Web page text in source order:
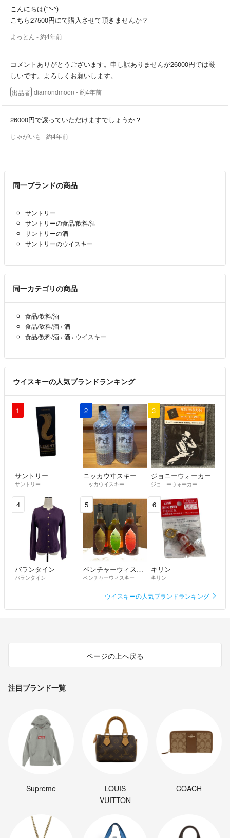
こんにちは(*^-^)
こちら27500円にて購入させて頂きませんか？
よっとん - 約4年前
コメントありがとうございます。申し訳ありませんが26000円では厳
しいです。よろしくお願いします。
出品者 diamondmoon - 約4年前
26000円で譲っていただけますでしょうか？
じゃがいも - 約4年前
同一ブランドの商品
サントリー
サントリーの食品/飲料/酒
サントリーの酒
サントリーのウイスキー
同一カテゴリの商品
食品/飲料/酒
食品/飲料/酒 › 酒
食品/飲料/酒 › 酒 › ウイスキー
ウイスキーの人気ブランドランキング
1
サントリー
サントリー
2
ニッカウヰスキー
ニッカウイスキー
3
ジョニーウォーカー
ジョニーウォーカー
4
バランタイン
バランタイン
5
ベンチャーウィスキー
ベンチャーウィスキー
6
キリン
キリン
ウイスキーの人気ブランドランキング
ページの上へ戻る
注目ブランド一覧
Supreme
LOUIS
VUITTON
COACH